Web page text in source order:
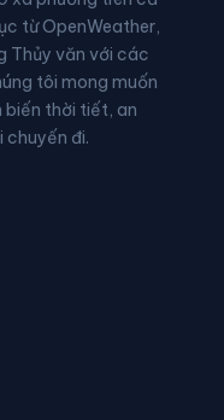
Đoàn Đào
Đồng Châu
Đông Quan
từ OpenWeather,
Thủy văn với các
tôi mong muốn
biến thời tiết, an
chuyến đi.